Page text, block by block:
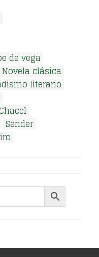
de vega
Novela clásica
literario
Sender